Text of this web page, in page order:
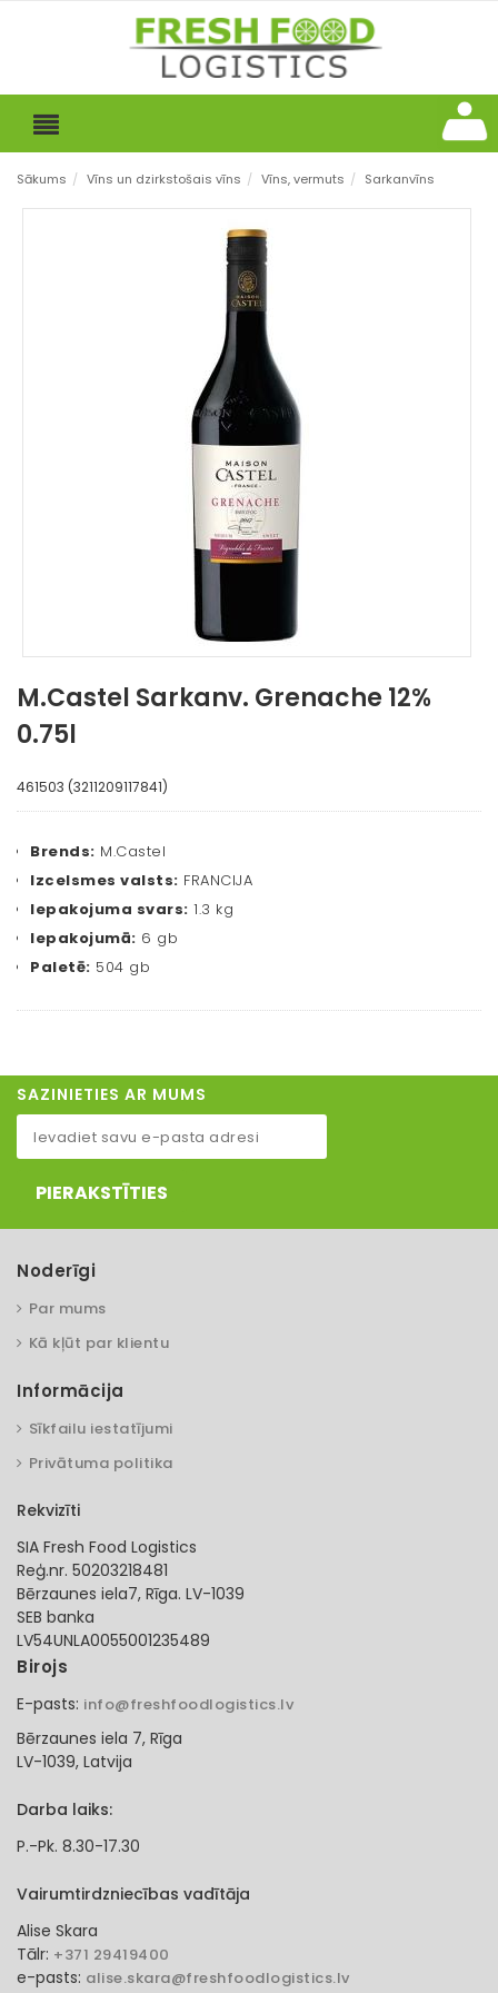
Sākums / Vīns un dzirkstošais vīns / Vīns, vermuts / Sarkanvīns
M.Castel Sarkanv. Grenache 12%
0.75l
461503 (3211209117841)
Brends: M.Castel
Izcelsmes valsts: FRANCIJA
Iepakojuma svars: 1.3 kg
Iepakojumā: 6 gb
Paletē: 504 gb
SAZINIETIES AR MUMS
PIERAKSTĪTIES
Noderīgi
Par mums
Kā kļūt par klientu
Informācija
Sīkfailu iestatījumi
Privātuma politika
Rekvizīti
SIA Fresh Food Logistics
Reģ.nr. 50203218481
Bērzaunes iela7, Rīga. LV-1039
SEB banka
LV54UNLA0055001235489
Birojs
E-pasts: info@freshfoodlogistics.lv
Bērzaunes iela 7, Rīga
LV-1039, Latvija
Darba laiks:
P.-Pk. 8.30-17.30
Vairumtirdzniecības vadītāja
Alise Skara
Tālr: +371 29419400
e-pasts: alise.skara@freshfoodlogistics.lv